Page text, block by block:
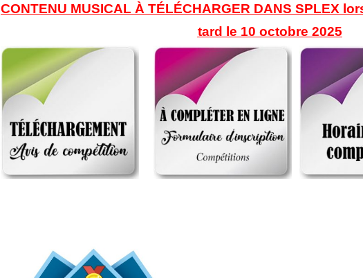
CONTENU MUSICAL À TÉLÉCHARGER DANS SPLEX
tard le 10 octobre 2025